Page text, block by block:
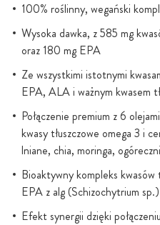
100% roślinny, wegański
Wysoka dawka, z 585 mg
oraz 180 mg EPA
Ze wszystkimi istotnymi
EPA, ALA i ważnym kwasem
Połączenie premium z 6
kwasy tłuszczowe omega 3 i
lniane, chia, moringa,
Bioaktywny kompleks
EPA z alg (Schizochytrium sp.)
Efekt synergii dzięki